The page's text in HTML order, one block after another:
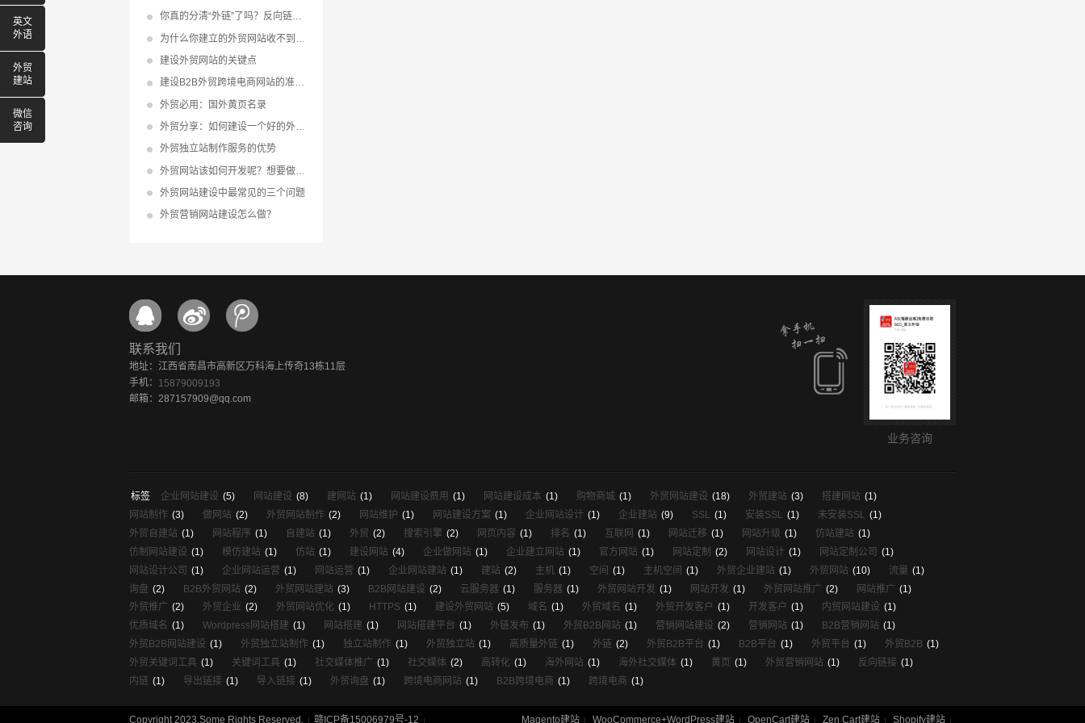
你真的分清“外链”了吗？反向链接、内链、导出链接、导入链接
建设外贸网站的关键点
建设B2B外贸跨境电商网站的准备与赢利点！
外贸必用：国外黄页名录
外贸分享：如何建设一个好的外贸网站
外贸独立站制作服务的优势
外贸网站建设中最常见的三个问题
外贸营销网站建设怎么做？
联系我们
地址：江西省南昌市高新区万科海上传奇13栋11层
手机： 15879009193
邮箱：287157909@qq.com
业务咨询
标签 企业网站建设 (5) 网站建设 (8) 建网站 (1) 网站建设费用 (1) 网站建设成本 (1) 购物商城 (1) 外贸网站建设 (18) 外贸建站 (3) 搭建网站 (1)
网站制作 (3) 做网站 (2) 外贸网站制作 (2) 网站维护 (1) 网站建设方案 (1) 企业网站设计 (1) 企业建站 (9) SSL (1) 安装SSL (1) 未安装SSL (1)
外贸自建站 (1) 网站程序 (1) 自建站 (1) 外贸 (2) 搜索引擎 (2) 网页内容 (1) 排名 (1) 互联网 (1) 网站迁移 (1) 网站升级 (1) 仿站建站 (1)
仿制网站建设 (1) 模仿建站 (1) 仿站 (1) 建设网站 (4) 企业做网站 (1) 企业建立网站 (1) 官方网站 (1) 网站定制 (2) 网站设计 (1) 网站定制公司
(1)
网站设计公司 (1) 企业网站运营 (1) 网站运营 (1) 企业网站建站 (1) 建站 (2) 主机 (1) 空间 (1) 主机空间 (1) 外贸企业建站 (1) 外贸网站 (10) 流量 (1)
询盘 (2) B2B外贸网站 (2) 外贸网站建站 (3) B2B网站建设 (2) 云服务器 (1) 服务器 (1) 外贸网站开发 (1) 网站开发 (1) 外贸网站推广 (2) 网站推广 (1)
外贸推广 (2) 外贸企业 (2) 外贸网站优化 (1) HTTPS (1) 建设外贸网站 (5) 域名 (1) 外贸域名 (1) 外贸开发客户 (1) 开发客户 (1) 内贸网站建设 (1)
优质域名 (1) Wordpress网站搭建 (1) 网站搭建 (1) 网站搭建平台 (1) 外链发布 (1) 外贸B2B网站 (1) 营销网站建设 (2) 营销网站 (1) B2B营销网站 (1)
外贸B2B网站建设 (1) 外贸独立站制作 (1) 独立站制作 (1) 外贸独立站 (1) 高质量外链 (1) 外链 (2) 外贸B2B平台 (1) B2B平台 (1) 外贸平台 (1) 外贸B2B (1)
外贸关键词工具 (1) 关键词工具 (1) 社交媒体推广 (1) 社交媒体 (2) 高转化 (1) 海外网站 (1) 海外社交媒体 (1) 黄页 (1) 外贸营销网站 (1) 反向链接 (1)
内链 (1) 导出链接 (1) 导入链接 (1) 外贸询盘 (1) 跨境电商网站 (1) B2B跨境电商 (1) 跨境电商 (1)
Copyright 2023.Some Rights Reserved. | 赣ICP备15006979号-12 | Magento建站 | WooCommerce+WordPress建站 | OpenCart建站 | Zen Cart建站 | Shopify建站 |
英文
外语
外贸
建站
微信
咨询